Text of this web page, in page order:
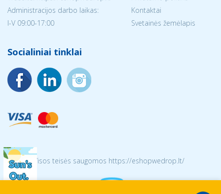
Administracijos darbo laikas:
I-V 09:00-17:00
Kontaktai
Svetainės žemėlapis
Socialiniai tinklai
© 2026 Visos teisės saugomos https://eshopwedrop.lt/